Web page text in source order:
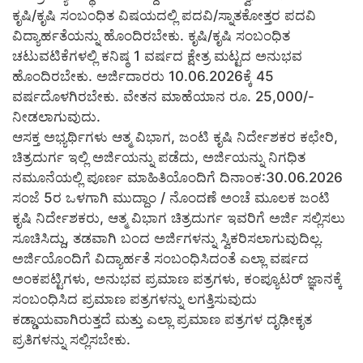
ಕೃಷಿ/ಕೃಷಿ ಸಂಬಂಧಿತ ವಿಷಯದಲ್ಲಿ ಪದವಿ/ಸ್ನಾತಕೋತ್ತರ ಪದವಿ
ವಿದ್ಯಾರ್ಹತೆಯನ್ನು ಹೊಂದಿರಬೇಕು. ಕೃಷಿ/ಕೃಷಿ ಸಂಬಂಧಿತ
ಚಟುವಟಿಕೆಗಳಲ್ಲಿ ಕನಿಷ್ಠ 1 ವರ್ಷದ ಕ್ಷೇತ್ರ ಮಟ್ಟದ ಅನುಭವ
ಹೊಂದಿರಬೇಕು. ಅರ್ಜಿದಾರರು 10.06.2026ಕ್ಕೆ 45
ವರ್ಷದೊಳಗಿರಬೇಕು. ವೇತನ ಮಾಹೆಯಾನ ರೂ. 25,000/-
ನೀಡಲಾಗುವುದು.
ಆಸಕ್ತ ಅಭ್ಯರ್ಥಿಗಳು ಆತ್ಮ ವಿಭಾಗ, ಜಂಟಿ ಕೃಷಿ ನಿರ್ದೇಶಕರ ಕಛೇರಿ,
ಚಿತ್ರದುರ್ಗ ಇಲ್ಲಿ ಅರ್ಜಿಯನ್ನು ಪಡೆದು, ಅರ್ಜಿಯನ್ನು ನಿಗಧಿತ
ನಮೂನೆಯಲ್ಲಿ ಪೂರ್ಣ ಮಾಹಿತಿಯೊಂದಿಗೆ ದಿನಾಂಕ:30.06.2026
ಸಂಜೆ 5ರ ಒಳಗಾಗಿ ಮುದ್ದಾಂ / ನೊಂದಣೆ ಅಂಚೆ ಮೂಲಕ ಜಂಟಿ
ಕೃಷಿ ನಿರ್ದೇಶಕರು, ಆತ್ಮ ವಿಭಾಗ ಚಿತ್ರದುರ್ಗ ಇವರಿಗೆ ಅರ್ಜಿ ಸಲ್ಲಿಸಲು
ಸೂಚಿಸಿದ್ದು, ತಡವಾಗಿ ಬಂದ ಅರ್ಜಿಗಳನ್ನು ಸ್ವಿಕರಿಸಲಾಗುವುದಿಲ್ಲ.
ಅರ್ಜಿಯೊಂದಿಗೆ ವಿದ್ಯಾರ್ಹತೆ ಸಂಬಂಧಿಸಿದಂತೆ ಎಲ್ಲಾ ವರ್ಷದ
ಅಂಕಪಟ್ಟಿಗಳು, ಅನುಭವ ಪ್ರಮಾಣ ಪತ್ರಗಳು, ಕಂಪ್ಯೂಟರ್ ಜ್ಞಾನಕ್ಕೆ
ಸಂಬಂಧಿಸಿದ ಪ್ರಮಾಣ ಪತ್ರಗಳನ್ನು ಲಗತ್ತಿಸುವುದು
ಕಡ್ಡಾಯವಾಗಿರುತ್ತದೆ ಮತ್ತು ಎಲ್ಲಾ ಪ್ರಮಾಣ ಪತ್ರಗಳ ದೃಢೀಕೃತ
ಪ್ರತಿಗಳನ್ನು ಸಲ್ಲಿಸಬೇಕು.